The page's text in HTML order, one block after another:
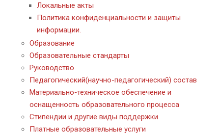
Локальные акты
Политика конфиденциальности и защиты
информации.
Образование
Образовательные стандарты
Руководство
Педагогический(научно-педагогический) состав
Материально-техническое обеспечение и
оснащенность образовательного процесса
Стипендии и другие виды поддержки
Платные образовательные услуги